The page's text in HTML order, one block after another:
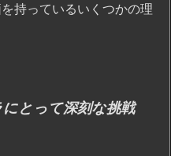
持っているいくつかの理
とって深刻な挑戦